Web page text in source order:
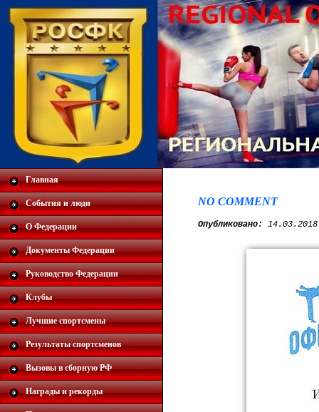
Главная
События и люди
О Федерации
Документы Федерации
Руководство Федерации
Клубы
Лучшие спортсмены
Результаты спортсменов
Вызовы в сборную РФ
Награды и рекорды
NO COMMENT
Опубликовано: